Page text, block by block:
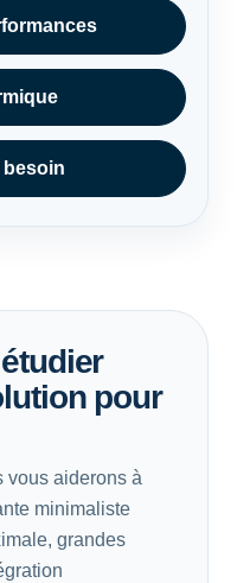
pour
vous aiderons à
minimaliste
grandes